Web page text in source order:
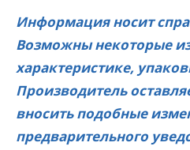
Информация носит
Возможны некоторые
характеристике,
Производитель
вносить подобные
предварительного